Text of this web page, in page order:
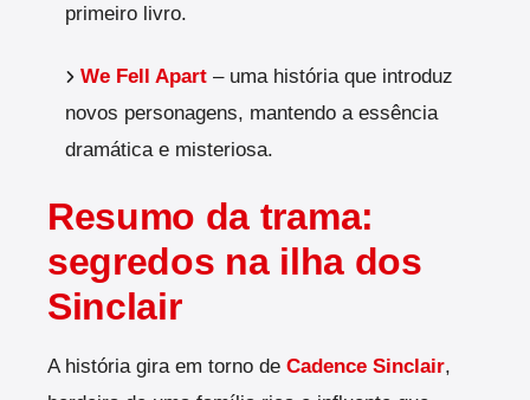
primeiro livro.
We Fell Apart – uma história que introduz
novos personagens, mantendo a essência
dramática e misteriosa.
Resumo da trama:
segredos na ilha dos
Sinclair
A história gira em torno de Cadence Sinclair,